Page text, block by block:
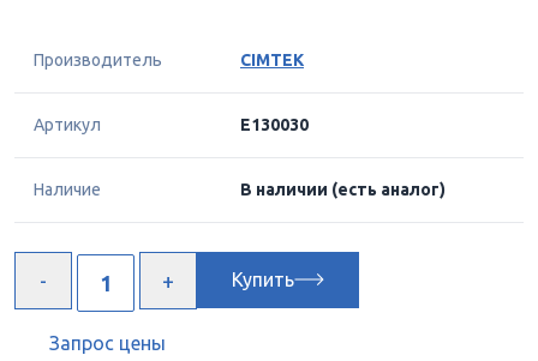
Производитель CIMTEK
Артикул E130030
Наличие В наличии (есть аналог)
Купить
Запрос цены